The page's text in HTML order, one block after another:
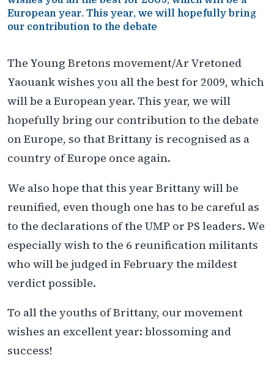
European year. This year, we will hopefully bring
our contribution to the debate
The Young Bretons movement/Ar Vretoned
Yaouank wishes you all the best for 2009, which
will be a European year. This year, we will
hopefully bring our contribution to the debate
on Europe, so that Brittany is recognised as a
country of Europe once again.
We also hope that this year Brittany will be
reunified, even though one has to be careful as
to the declarations of the UMP or PS leaders. We
especially wish to the 6 reunification militants
who will be judged in February the mildest
verdict possible.
To all the youths of Brittany, our movement
wishes an excellent year: blossoming and
success!